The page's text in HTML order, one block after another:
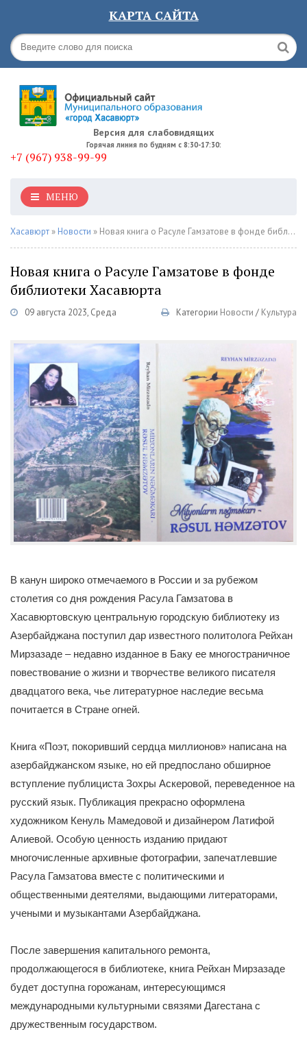
КАРТА САЙТА
Версия для слабовидящих
Горячая линия по будням с 8:30-17:30:
+7 (967) 938-99-99
МЕНЮ
Хасавюрт » Новости » Новая книга о Расуле Гамзатове в фонде библиотеки Хасавюрта
Новая книга о Расуле Гамзатове в фонде
библиотеки Хасавюрта
09 августа 2023, Среда Категории Новости / Культура
В канун широко отмечаемого в России и за рубежом
столетия со дня рождения Расула Гамзатова в
Хасавюртовскую центральную городскую библиотеку из
Азербайджана поступил дар известного политолога Рейхан
Мирзазаде – недавно изданное в Баку ее многостраничное
повествование о жизни и творчестве великого писателя
двадцатого века, чье литературное наследие весьма
почитается в Стране огней.
Книга «Поэт, покоривший сердца миллионов» написана на
азербайджанском языке, но ей предпослано обширное
вступление публициста Зохры Аскеровой, переведенное на
русский язык. Публикация прекрасно оформлена
художником Кенуль Мамедовой и дизайнером Латифой
Алиевой. Особую ценность изданию придают
многочисленные архивные фотографии, запечатлевшие
Расула Гамзатова вместе с политическими и
общественными деятелями, выдающими литераторами,
учеными и музыкантами Азербайджана.
После завершения капитального ремонта,
продолжающегося в библиотеке, книга Рейхан Мирзазаде
будет доступна горожанам, интересующимся
международными культурными связями Дагестана с
дружественным государством.